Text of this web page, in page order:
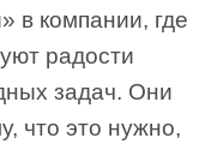
в компании, где
радости
задач. Они
что это нужно,